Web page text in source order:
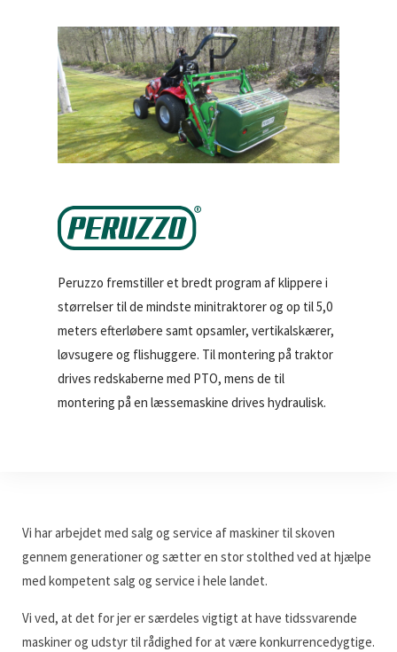
Peruzzo fremstiller et bredt program af klippere i
størrelser til de mindste minitraktorer og op til 5,0
meters efterløbere samt opsamler, vertikalskærer,
løvsugere og flishuggere. Til montering på traktor
drives redskaberne med PTO, mens de til
montering på en læssemaskine drives hydraulisk.
Vi har arbejdet med salg og service af maskiner til skoven
gennem generationer og sætter en stor stolthed ved at hjælpe
med kompetent salg og service i hele landet.
Vi ved, at det for jer er særdeles vigtigt at have tidssvarende
maskiner og udstyr til rådighed for at være konkurrencedygtige.